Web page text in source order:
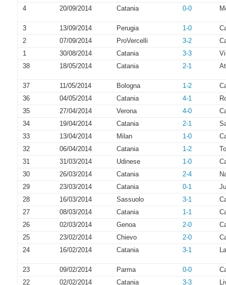
4
20/09/2014 Catania 0-0
3 13/09/2014 Perugia 1-0
2
07/09/2014 ProVercelli 3-2
1
30/08/2014 Catania 3-3
38
18/05/2014 Catania 2-1
37 11/05/2014 Bologna 1-2
36
04/05/2014 Catania 4-1
35
27/04/2014 Verona 4-0
34
19/04/2014 Catania 2-1
33
13/04/2014 Milan 1-0
32
06/04/2014 Catania 1-2
31
31/03/2014 Udinese 1-0
30
26/03/2014 Catania 2-4
29
23/03/2014 Catania 0-1
28
16/03/2014 Sassuolo 3-1
27
08/03/2014 Catania 1-1
26
02/03/2014 Genoa 2-0
25
23/02/2014 Chievo 2-0
24
16/02/2014 Catania 3-1
23 09/02/2014 Parma 0-0
22
02/02/2014 Catania 3-3